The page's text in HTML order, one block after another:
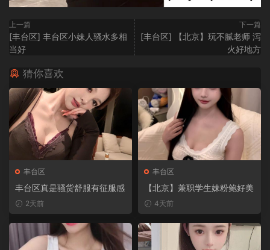
上一篇
[丰台区] 丰台区小妹人骚水多相
当好
下一篇
[丰台区] 【北京】玩不腻老师 泻
火好地方
猜你喜欢
丰台区
丰台区真是骚货舒服有征服感
2天前
丰台区
【北京】兼职学生妹粉鲍好美
4天前